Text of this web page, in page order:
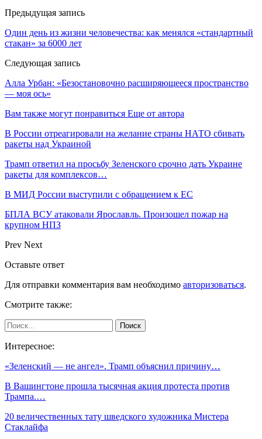
Предыдущая запись
Один день из жизни человечества: как менялся «стандартный
стакан» за 6000 лет
Следующая запись
Алла Урбан: «Безостановочно расширяющееся пространство
— моя ось»
Вам также могут понравиться Еще от автора
В России отреагировали на желание страны НАТО сбивать
ракеты над Украиной
Трамп ответил на просьбу Зеленского срочно дать Украине
ракеты для комплексов…
В МИД России выступили с обращением к ЕС
БПЛА ВСУ атаковали Ярославль. Произошел пожар на
крупном НПЗ
Prev Next
Оставьте ответ
Для отправки комментария вам необходимо авторизоваться.
Смотрите также:
Интересное:
«Зеленский — не ангел». Трамп объяснил причину…
В Вашингтоне прошла тысячная акция протеста против
Трампа.…
20 величественных тату шведского художника Мистера
Стаклайфа